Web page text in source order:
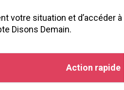
votre situation et d’accéder à
Disons Demain.
Action rapide